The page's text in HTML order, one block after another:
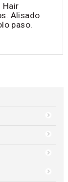
Hair
Alisado
paso.